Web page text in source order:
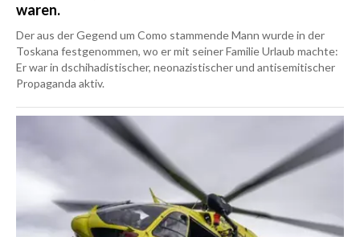
waren.
Der aus der Gegend um Como stammende Mann wurde in der
Toskana festgenommen, wo er mit seiner Familie Urlaub machte:
Er war in dschihadistischer, neonazistischer und antisemitischer
Propaganda aktiv.